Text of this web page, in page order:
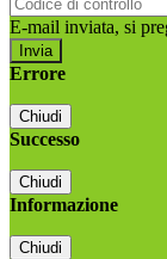
E-mail inviata, si
Errore
Chiudi
Successo
Chiudi
Informazione
Chiudi